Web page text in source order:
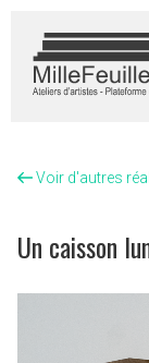
Voir d'autres
Un caisson